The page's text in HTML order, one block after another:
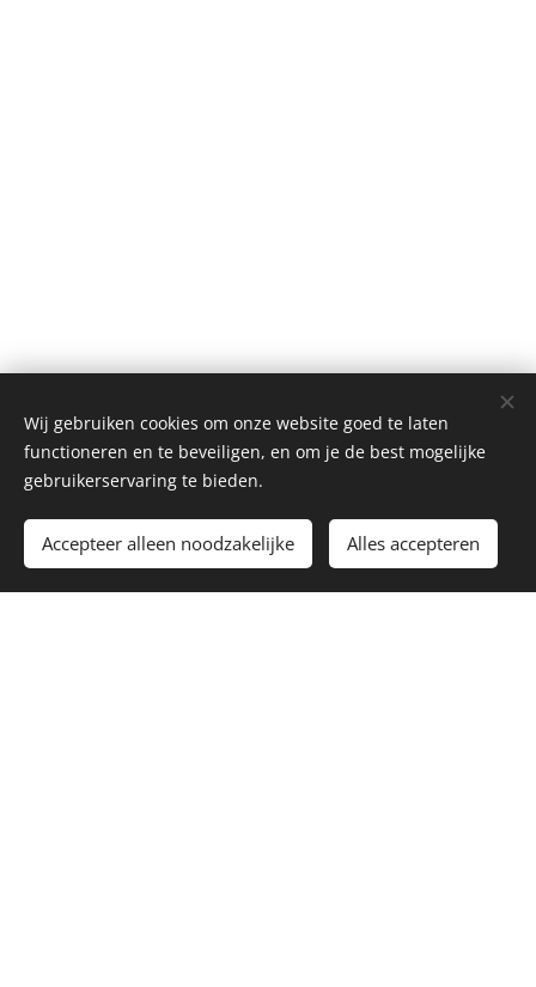
Toevoegen aan de winkelwagen
Wij gebruiken cookies om onze website goed te laten
functioneren en te beveiligen, en om je de best mogelijke
gebruikerservaring te bieden.
Accepteer alleen noodzakelijke Alles accepteren